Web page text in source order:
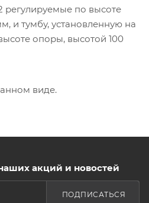
регулируемые по высоте
и тумбу, установленную на
опоры, высотой 100
виде.
акций и новостей
ПОДПИСАТЬСЯ